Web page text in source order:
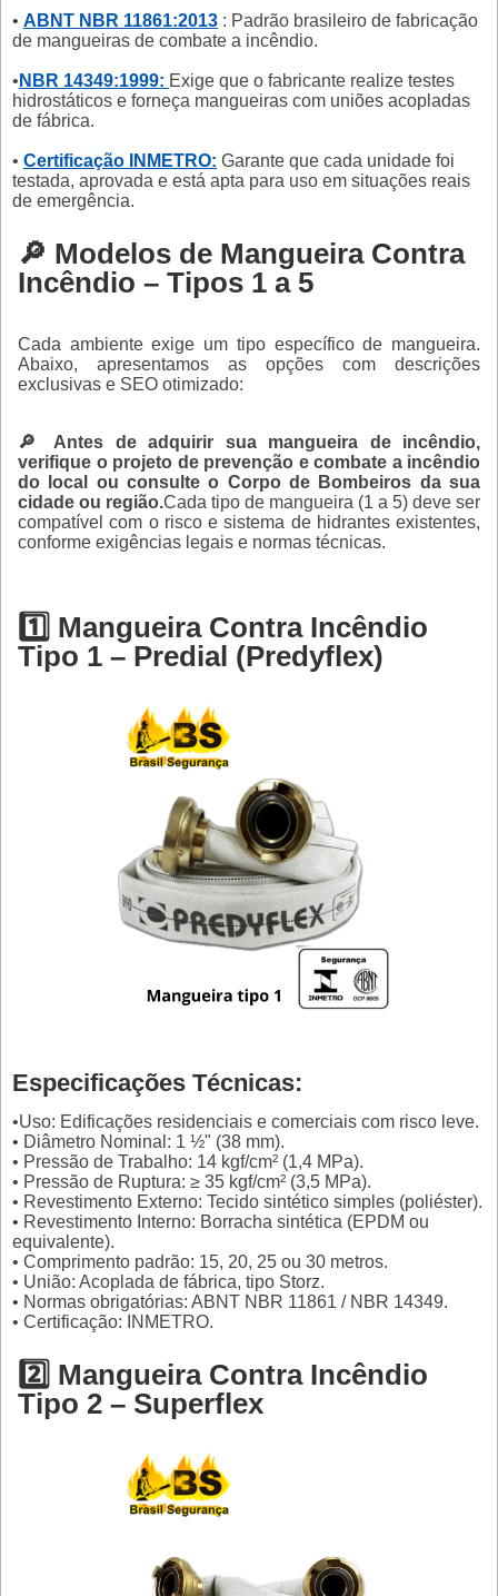
• ABNT NBR 11861:2013 : Padrão brasileiro de fabricação
de mangueiras de combate a incêndio.
• NBR 14349:1999: Exige que o fabricante realize testes
hidrostáticos e forneça mangueiras com uniões acopladas
de fábrica.
• Certificação INMETRO: Garante que cada unidade foi
testada, aprovada e está apta para uso em situações reais
de emergência.
🔎 Modelos de Mangueira Contra
Incêndio – Tipos 1 a 5
Cada ambiente exige um tipo específico de mangueira.
Abaixo, apresentamos as opções com descrições
exclusivas e SEO otimizado:
🔎 Antes de adquirir sua mangueira de incêndio,
verifique o projeto de prevenção e combate a incêndio
do local ou consulte o Corpo de Bombeiros da sua
cidade ou região.Cada tipo de mangueira (1 a 5) deve ser
compatível com o risco e sistema de hidrantes existentes,
conforme exigências legais e normas técnicas.
1️⃣ Mangueira Contra Incêndio
Tipo 1 – Predial (Predyflex)
Especificações Técnicas:
•Uso: Edificações residenciais e comerciais com risco leve.
• Diâmetro Nominal: 1 ½" (38 mm).
• Pressão de Trabalho: 14 kgf/cm² (1,4 MPa).
• Pressão de Ruptura: ≥ 35 kgf/cm² (3,5 MPa).
• Revestimento Externo: Tecido sintético simples (poliéster).
• Revestimento Interno: Borracha sintética (EPDM ou
equivalente).
• Comprimento padrão: 15, 20, 25 ou 30 metros.
• União: Acoplada de fábrica, tipo Storz.
• Normas obrigatórias: ABNT NBR 11861 / NBR 14349.
• Certificação: INMETRO.
2️⃣ Mangueira Contra Incêndio
Tipo 2 – Superflex